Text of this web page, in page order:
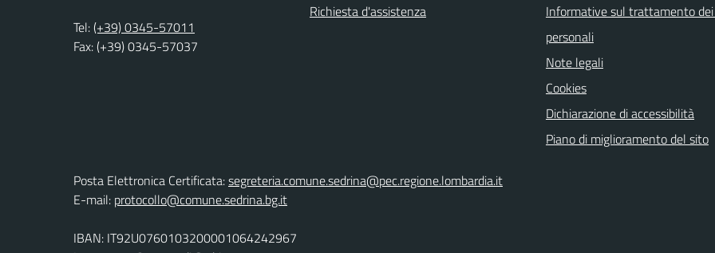
Tel:(+39) 0345-57011
Fax: (+39) 0345-57037
Richiesta d'assistenza
Informative sul trattamento
personali
Note legali
Cookies
Dichiarazione di accessibilità
Piano di miglioramento del sito
Posta Elettronica Certificata:segreteria.comune.sedrina@pec.regione.lombardia.it
E-mail: protocollo@comune.sedrina.bg.it
IBAN: IT92U0760103200001064242967